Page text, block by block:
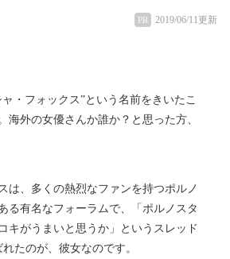
PR 2019/06/11更新
・フォックス”という名前をきいたこ
海外の女優さんか誰か？と思った方、
は、多くの熱烈なファンを持つポルノ
る有名なフォーラムで、「ポルノスタ
キがうまいと思うか」というスレッド
たのが、彼女なのです。